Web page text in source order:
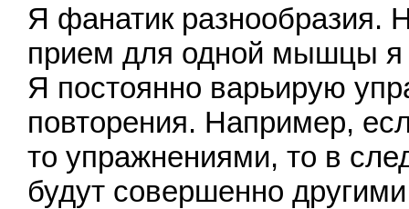
Я фанатик разнообразия.
прием для одной мышцы
Я постоянно варьирую
повторения. Например,
то упражнениями, то в
будут совершенно